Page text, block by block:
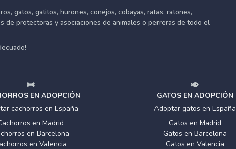
gatos, gatitos, hurones, conejos, cobayas, ratas, ratones,
de protectoras y asociaciones de animales o perreras de todo el
EN ADOPCIÓN
cachorros en España
en Madrid
en Barcelona
en Valencia
GATOS EN ADOPCIÓN
Adoptar gatos en España
Gatos en Madrid
Gatos en Barcelona
Gatos en Valencia